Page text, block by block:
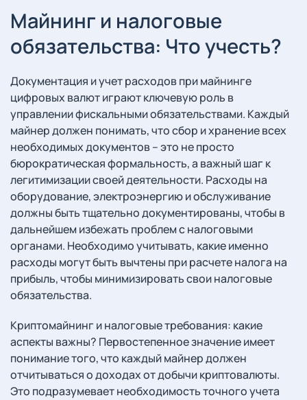
Майнинг и налоговые
обязательства: Что учесть?
Документация и учет расходов при майнинге
цифровых валют играют ключевую роль в
управлении фискальными обязательствами. Каждый
майнер должен понимать, что сбор и хранение всех
необходимых документов – это не просто
бюрократическая формальность, а важный шаг к
легитимизации своей деятельности. Расходы на
оборудование, электроэнергию и обслуживание
должны быть тщательно документированы, чтобы в
дальнейшем избежать проблем с налоговыми
органами. Необходимо учитывать, какие именно
расходы могут быть вычтены при расчете налога на
прибыль, чтобы минимизировать свои налоговые
обязательства.
Криптомайнинг и налоговые требования: какие
аспекты важны? Первостепенное значение имеет
понимание того, что каждый майнер должен
отчитываться о доходах от добычи криптовалюты.
Это подразумевает необходимость точного учета